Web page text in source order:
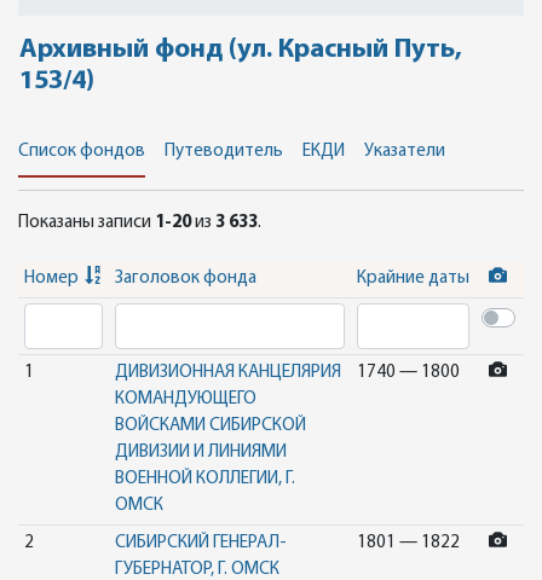
Архивный фонд (ул. Красный Путь,
153/4)
Список фондов Путеводитель ЕКДИ Указатели
Показаны записи 1-20из 3 633.
Номер Заголовок фонда Крайние даты
1
ДИВИЗИОННАЯ КАНЦЕЛЯРИЯ
КОМАНДУЮЩЕГО
ВОЙСКАМИ СИБИРСКОЙ
ДИВИЗИИ И ЛИНИЯМИ
ВОЕННОЙ КОЛЛЕГИИ, Г.
ОМСК
1740 — 1800
2
СИБИРСКИЙ ГЕНЕРАЛ-
ГУБЕРНАТОР, Г. ОМСК
1801 — 1822